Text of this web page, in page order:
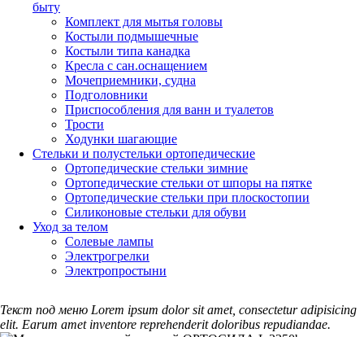
быту
Комплект для мытья головы
Костыли подмышечные
Костыли типа канадка
Кресла с сан.оснащением
Мочеприемники, судна
Подголовники
Приспособления для ванн и туалетов
Трости
Ходунки шагающие
Стельки и полустельки ортопедические
Ортопедические стельки зимние
Ортопедические стельки от шпоры на пятке
Ортопедические стельки при плоскостопии
Силиконовые стельки для обуви
Уход за телом
Солевые лампы
Электрогрелки
Электропростыни
Текст под меню Lorem ipsum dolor sit amet, consectetur adipisicing
elit. Earum amet inventore reprehenderit doloribus repudiandae.